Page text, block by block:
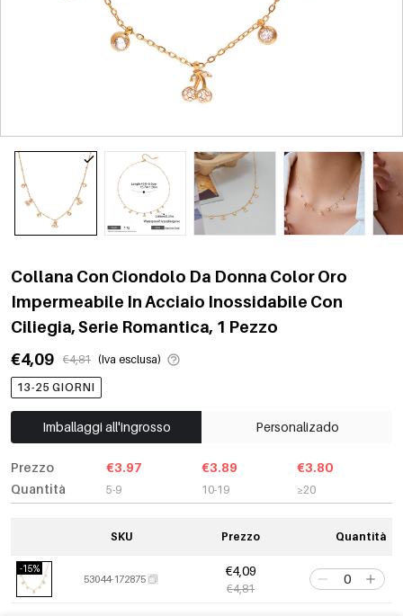
Collana Con Ciondolo Da Donna Color Oro
Impermeabile In Acciaio Inossidabile Con
Ciliegia, Serie Romantica, 1 Pezzo
€4,09
€4,81 (Iva esclusa)
13-25 GIORNI
Imballaggi all'ingrosso Personalizado
Prezzo
Quantità
€3.97
5-9
€3.89
10-19
€3.80
≥20
SKU Prezzo Quantità
-15%
53044-172875
€4,09
€4,81